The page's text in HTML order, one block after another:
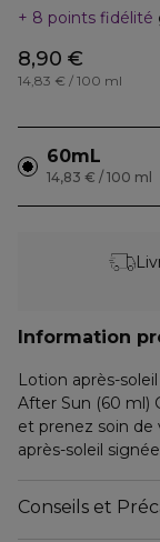
8 points fidélité
8,90 €
14,83 € / 100 ml
60mL
14,83 € / 100 ml
Information
Lotion après-
After Sun (60 ml)
et prenez soin
après-soleil
hydratante pour
Cette formule
Conseils et